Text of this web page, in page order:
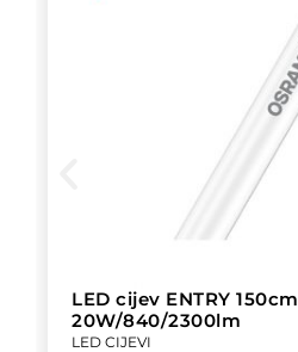
LED cijev ENTRY 150cm
20W/840/2300lm
LED CIJEVI